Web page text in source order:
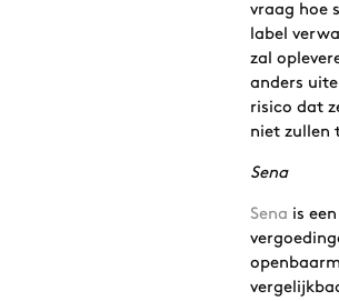
vraag hoe
label
zal
anders
risico dat
niet zullen
Sena
Sena is